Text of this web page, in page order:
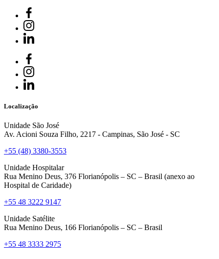
Localização
Unidade São José
Av. Acioni Souza Filho, 2217 - Campinas, São José - SC
+55 (48) 3380-3553
Unidade Hospitalar
Rua Menino Deus, 376 Florianópolis – SC – Brasil (anexo ao
Hospital de Caridade)
+55 48 3222 9147
Unidade Satélite
Rua Menino Deus, 166 Florianópolis – SC – Brasil
+55 48 3333 2975